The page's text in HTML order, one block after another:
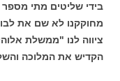
בידי שליטים מתי מספר
מחוקקנו לא שם את
ציווה לנו "ממשלת
הקדיש את המלוכה